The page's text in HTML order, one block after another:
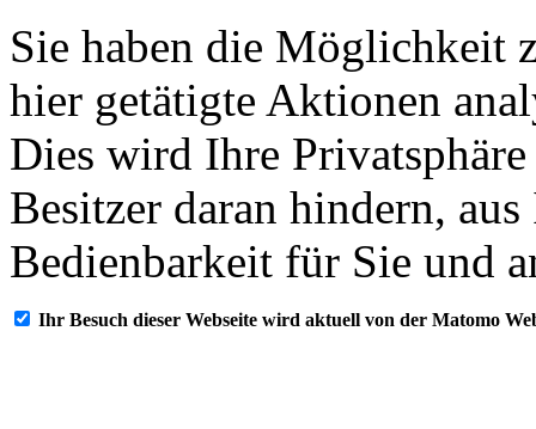
Sie haben die Möglichkeit
hier getätigte Aktionen
Dies wird Ihre
Besitzer daran hindern,
Bedienbarkeit für Sie und
Ihr Besuch dieser Webseite wird aktuell von der Matomo